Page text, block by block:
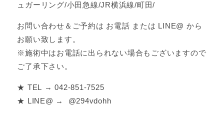
ュガーリング/小田急線/JR横浜線/町田/
お問い合わせ＆ご予約は お電話 または LINE@ から
お願い致します。
※施術中はお電話に出られない場合もございますので
ご了承下さい。
★ TEL → 042-851-7525
★ LINE@ → @294vdohh